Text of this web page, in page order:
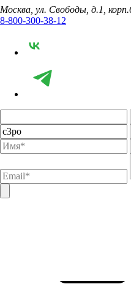
Москва, ул. Свободы, д.1,
8-800-300-38-12